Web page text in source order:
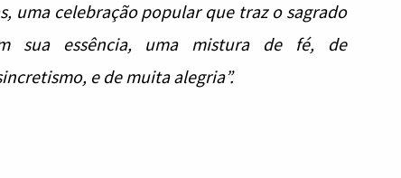
uma celebração popular que traz o sagrado
sua essência, uma mistura de fé, de
e de muita alegria”.